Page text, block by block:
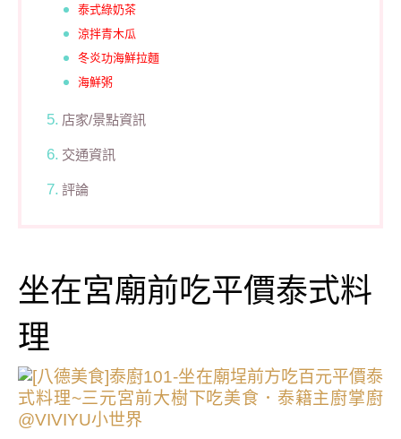
泰式綠奶茶
涼拌青木瓜
冬炎功海鮮拉麵
海鮮粥
店家/景點資訊
交通資訊
評論
坐在宮廟前吃平價泰式料
理